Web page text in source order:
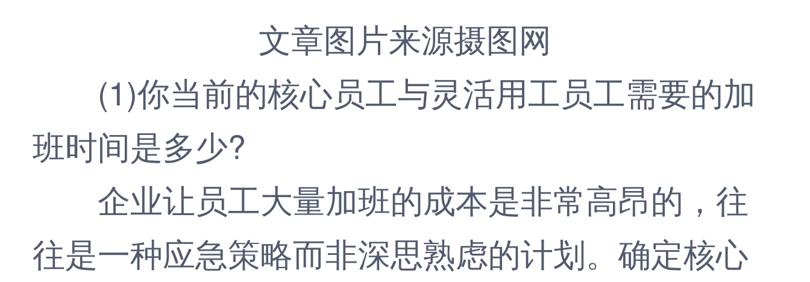
文章图片来源摄图网
(1)你当前的核心员工与灵活用工员工需要的加
班时间是多少?
企业让员工大量加班的成本是非常高昂的，往
往是一种应急策略而非深思熟虑的计划。确定核心